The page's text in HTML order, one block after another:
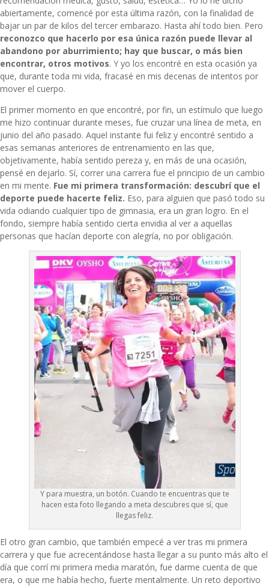
abiertamente, comencé por esta última razón, con la finalidad de
bajar un par de kilos del tercer embarazo. Hasta ahí todo bien. Pero
reconozco que hacerlo por esa única razón puede llevar al
abandono por aburrimiento; hay que buscar, o más bien
encontrar, otros motivos. Y yo los encontré en esta ocasión ya
que, durante toda mi vida, fracasé en mis decenas de intentos por
mover el cuerpo.
El primer momento en que encontré, por fin, un estímulo que luego
me hizo continuar durante meses, fue cruzar una línea de meta, en
junio del año pasado. Aquel instante fui feliz y encontré sentido a
esas semanas anteriores de entrenamiento en las que,
objetivamente, había sentido pereza y, en más de una ocasión,
pensé en dejarlo. Sí, correr una carrera fue el principio de un cambio
en mi mente. Fue mi primera transformación: descubrí que el
deporte puede hacerte feliz. Eso, para alguien que pasó todo su
vida odiando cualquier tipo de gimnasia, era un gran logro. En el
fondo, siempre había sentido cierta envidia al ver a aquellas
personas que hacían deporte con alegría, no por obligación.
Y para muestra, un botón. Cuando te encuentras que te
hacen esta foto llegando a meta descubres que sí, que
llegas feliz.
El otro gran cambio, que también empecé a ver tras mi primera
carrera y que fue acrecentándose hasta llegar a su punto más alto el
día que corrí mi primera media maratón, fue darme cuenta de que
era, o que me había hecho, fuerte mentalmente. Un reto deportivo